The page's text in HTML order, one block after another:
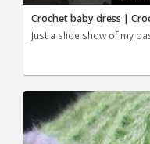
Crochet baby dress |
Just a slide show of my